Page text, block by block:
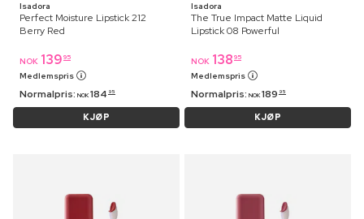
Isadora
Perfect Moisture Lipstick 212
Berry Red
NOK 139 95
Medlemspris
Normalpris: NOK 184 95
KJØP
Isadora
The True Impact Matte Liquid
Lipstick 08 Powerful
NOK 138 95
Medlemspris
Normalpris: NOK 189 95
KJØP